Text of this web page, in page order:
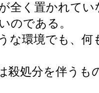
全く置かれてい
のである。
な環境でも、何
殺処分を伴うも